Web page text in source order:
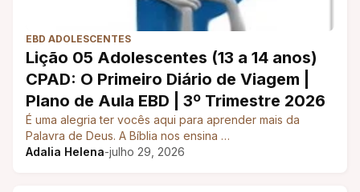
EBD ADOLESCENTES
Lição 05 Adolescentes (13 a 14 anos)
CPAD: O Primeiro Diário de Viagem |
Plano de Aula EBD | 3º Trimestre 2026
É uma alegria ter vocês aqui para aprender mais da
Palavra de Deus. A Bíblia nos ensina …
Adalia Helena-julho 29, 2026